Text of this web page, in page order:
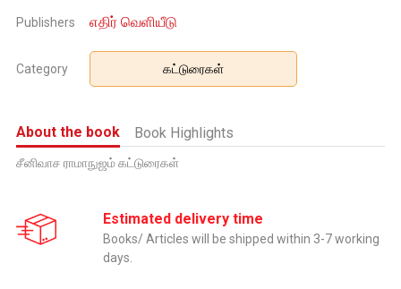
Publishers எதிர் வெளியீடு
Category கட்டுரைகள்
About the book Book Highlights
சீனிவாச ராமாநுஜம் கட்டுரைகள்
Estimated delivery time
Books/ Articles will be shipped within 3-7 working
days.